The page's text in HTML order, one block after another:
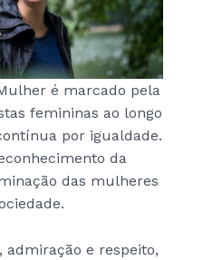
é marcado pela
femininas ao longo
por igualdade.
da
das mulheres
admiração e respeito,